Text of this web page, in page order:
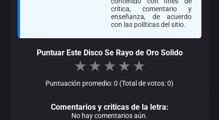
crítica, comentario y
enseñanza, de acuerdo
con las políticas del sitio.
Puntuar Este Disco Se Rayo de Oro Solido
★ ★ ★ ★ ★
Puntuación promedio: 0 (Total de votos: 0)
Comentarios y criticas de la letra:
No hay comentarios aún.